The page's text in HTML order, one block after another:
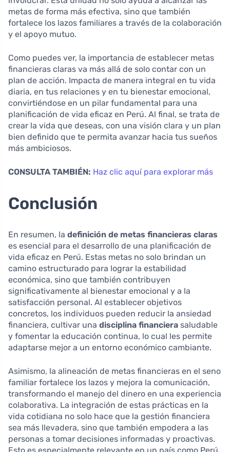
metas de forma más efectiva, sino que también
fortalece los lazos familiares a través de la colaboración
y el apoyo mutuo.
Como puedes ver, la importancia de establecer metas
financieras claras va más allá de solo contar con un
plan de acción. Impacta de manera integral en tu vida
diaria, en tus relaciones y en tu bienestar emocional,
convirtiéndose en un pilar fundamental para una
planificación de vida eficaz en Perú. Al final, se trata de
crear la vida que deseas, con una visión clara y un plan
bien definido que te permita avanzar hacia tus sueños
más ambiciosos.
CONSULTA TAMBIÉN: Haz clic aquí para explorar más
Conclusión
En resumen, la definición de metas financieras claras
es esencial para el desarrollo de una planificación de
vida eficaz en Perú. Estas metas no solo brindan un
camino estructurado para lograr la estabilidad
económica, sino que también contribuyen
significativamente al bienestar emocional y a la
satisfacción personal. Al establecer objetivos
concretos, los individuos pueden reducir la ansiedad
financiera, cultivar una disciplina financiera saludable
y fomentar la educación continua, lo cual les permite
adaptarse mejor a un entorno económico cambiante.
Asimismo, la alineación de metas financieras en el seno
familiar fortalece los lazos y mejora la comunicación,
transformando el manejo del dinero en una experiencia
colaborativa. La integración de estas prácticas en la
vida cotidiana no solo hace que la gestión financiera
sea más llevadera, sino que también empodera a las
personas a tomar decisiones informadas y proactivas.